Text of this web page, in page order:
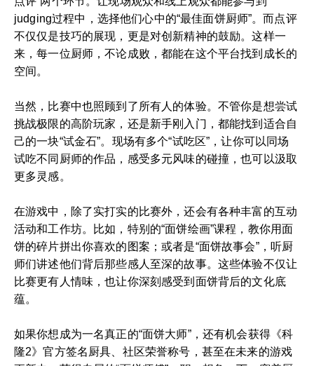
judging过程中，选择他们心中的“最佳面饼厨师”。而点评
不仅仅是技巧的展现，更是对创新精神的鼓励。这样一
来，每一位厨师，不论成败，都能在这个平台找到成长的
空间。
当然，比赛中也照顾到了所有人的体验。不管你是想尝试
挑战极限的高阶玩家，还是新手刚入门，都能找到适合自
己的一块“试金石”。现场有多个“试吃区”，让你可以同场
试吃不同厨师的作品，感受多元风味的碰撞，也可以汲取
更多灵感。
在游戏中，除了实打实的比赛外，还会有各种丰富的互动
活动和工作坊。比如，特别的“面饼绘画”课程，教你用面
饼的碎片拼出你喜欢的图案；或者是“面饼故事会”，听厨
师们讲述他们背后那些感人至深的故事。这些体验不仅让
比赛更有人情味，也让你深刻感受到面饼背后的文化底
蕴。
如果你想成为一名真正的“面饼大师”，还有机会获得《科
隆2》官方签名厨具、社区荣誉称号，甚至在未来的游戏